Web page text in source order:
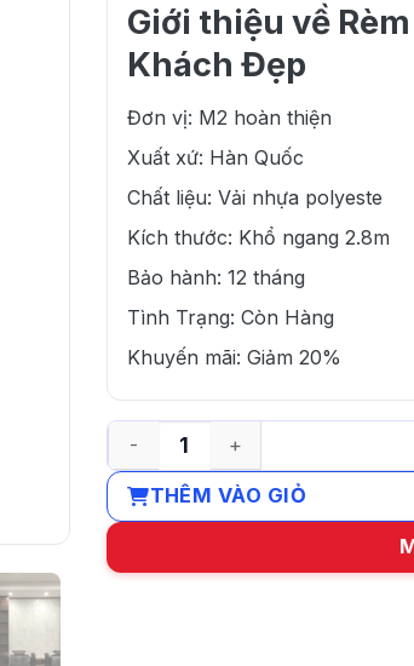
Giới thiệu về
Khách Đẹp
Đơn vị: M2 hoàn thiện
Xuất xứ: Hàn Quốc
Chất liệu: Vải nhựa polyeste
Kích thước: Khổ ngang 2.8m
Bảo hành: 12 tháng
Tình Trạng: Còn Hàng
Khuyến mãi: Giảm 20%
Rèm cầu vồng cho phòng khách
THÊM VÀO GIỎ